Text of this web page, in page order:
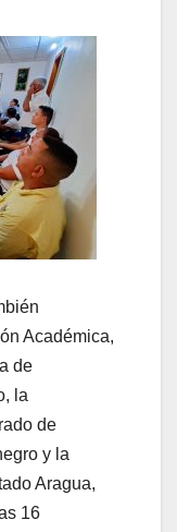
Académica,
de
la
de
y la
Aragua,
16